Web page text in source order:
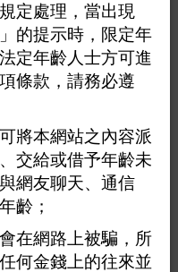
除這些會影響到別人貞
台 主持人 歌手 以我自
交才可能
世背景 甚至家中馬桶是
定處理，當出現
的提示時，限定年
定年齡人士方可進
條款，請務必遵
將本網站之內容派
交給或借予年齡未
網友聊天、通信
齡；
在網路上被騙，所
何金錢上的往來並